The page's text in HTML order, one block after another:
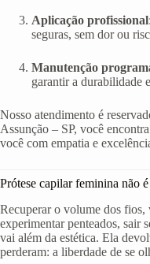
Aplicação profissional
seguras, sem dor ou
Manutenção
garantir a durabilidade
Nosso atendimento é
Assunção – SP, você
você com empatia e
Prótese capilar feminina não
Recuperar o volume dos fios,
experimentar penteados, sair
vai além da estética. Ela
perderam: a liberdade de se